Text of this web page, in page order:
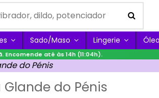
Sado/Maso Lingerie
Encomende até às 14h (11:04h).
do Pénis
do Pénis